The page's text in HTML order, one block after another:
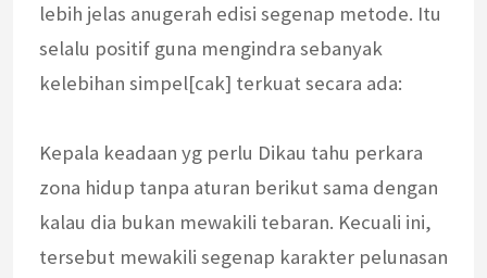
lebih jelas anugerah edisi segenap metode. Itu
selalu positif guna mengindra sebanyak
kelebihan simpel[cak] terkuat secara ada:
Kepala keadaan yg perlu Dikau tahu perkara
zona hidup tanpa aturan berikut sama dengan
kalau dia bukan mewakili tebaran. Kecuali ini,
tersebut mewakili segenap karakter pelunasan